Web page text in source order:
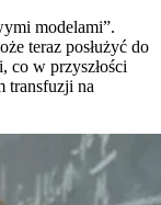
modelami”.
teraz posłużyć do
co w przyszłości
transfuzji na